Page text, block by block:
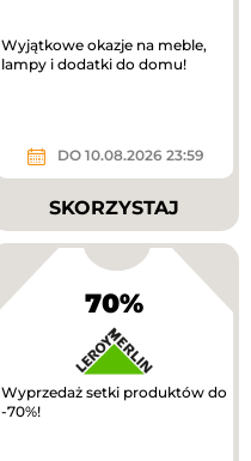
Wyjątkowe okazje na meble,
lampy i dodatki do domu!
DO 10.08.2026 23:59
SKORZYSTAJ
70%
Wyprzedaż setki produktów do
-70%!